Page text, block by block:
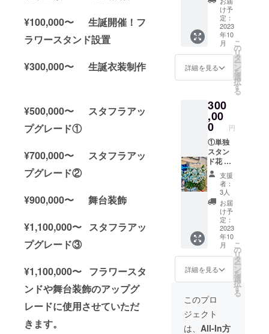
¥100,000〜 生誕開催！フ
ラワースタンド設置
¥300,000〜 生誕衣装制作
¥500,000〜 スタフラアッ
プグレード①
¥700,000〜 スタフラアッ
プグレード②
¥900,000〜 舞台装飾
¥1,100,000〜 スタフラアッ
プグレード③
¥1,100,000〜 フラワースタ
ンドや舞台装飾のアップグ
レードに使用させていただ
きます。
ング限
定グッ
ズ クラ
ウド
ファン
ディン
グご支
をご用
意させ
ていた
だきま
す。
グッズ
の詳細
は当日
までに
別途お
知らせ
させて
いただ
きま
す。 ③
生誕限
定オリ
ジナル
ト 当
日、お
渡しい
たしま
の のぼ
り旗
(ポール
スタン
ドは付
属しま
せん)を
ご自宅
へ郵送
いただ
きま
す。 ②
クラウ
ドファ
ンディ
ング限
定グッ
ズ クラ
ウド
ファン
ディン
グご支
援者限
定の
グッズ
をご用
意させ
ていた
だきま
す。
グッズ
の詳細
は当日
花をお
届けい
たしま
す。 使
用した
お花は
郵送は
いたし
ませ
誕イベ
ント当
日、欲
しい場
合はス
タッフ
にご相
談くだ
さい。
②のぼ
り旗 当
日の装
飾に使
用す
る、の
ぼり旗
を作成
致しま
す。 の
ぼり旗
には生
誕祭支
援者様
のお名
け予
定：
2023
年10
月
詳細を見る
こ
の
リ
タ
ー
ン
を
選
択
す
る
300
,00
0 円
①単独
スタン
ド花 生
誕祭支
援者様
のお名
前
（ニッ
クネー
ム可）
が記載
された
単独ス
タンド
花を会
場に設
置致し
ます。
単独ス
タンド
支援
者：
3人
お届
け予
定：
2023
年10
月
詳細を見る
こ
の
リ
タ
ー
ン
を
選
択
す
る
このプロ
ジェクト
は、 All-In方